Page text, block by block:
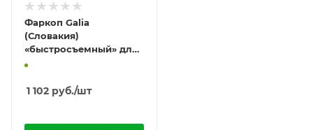
Фаркоп Galia
(Словакия)
«быстросъемный» для
Audi A5 I «8T» (2007-
(Sportback)"
1 102 руб./шт